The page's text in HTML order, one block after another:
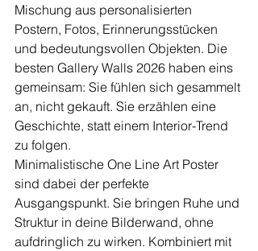
Mischung aus personalisierten
Postern, Fotos, Erinnerungsstücken
und bedeutungsvollen Objekten. Die
besten Gallery Walls 2026 haben eins
gemeinsam: Sie fühlen sich gesammelt
an, nicht gekauft. Sie erzählen eine
Geschichte, statt einem Interior-Trend
zu folgen.
Minimalistische One Line Art Poster
sind dabei der perfekte
Ausgangspunkt. Sie bringen Ruhe und
Struktur in deine Bilderwand, ohne
aufdringlich zu wirken. Kombiniert mit